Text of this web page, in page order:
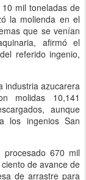
mil toneladas de
la molienda en el
que se venían
afirmó el
referido ingenio,
industria azucarera
molidas 10,141
aunque
los ingenios San
670 mil
de avance de
de arrastre para